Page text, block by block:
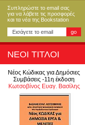
Συπληρώστε το email σας
για να λάβετε τις προσφορές
και τα νέα της Bookstation
ΝΕΟΙ ΤΙΤΛΟΙ
Νέος Κώδικας για Δημόσιες
Συμβάσεις -11η έκδοση
Κωτσοβίνος Ευαγ. Βασίλης